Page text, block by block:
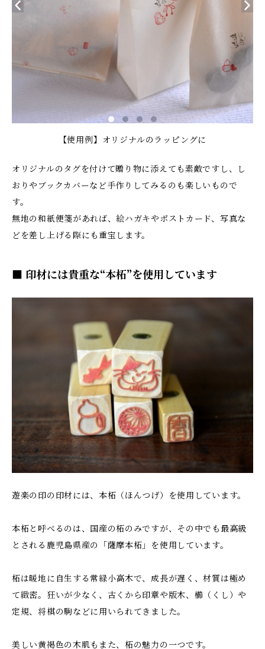
【使用例】オリジナルのラッピングに
オリジナルのタグを付けて贈り物に添えても素敵ですし、し
おりやブックカバーなど手作りしてみるのも楽しいもので
す。
無地の和紙便箋があれば、絵ハガキやポストカード、写真な
どを差し上げる際にも重宝します。
■ 印材には貴重な“本柘”を使用しています
遊楽の印の印材には、本柘（ほんつげ）を使用しています。
本柘と呼べるのは、国産の柘のみですが、その中でも最高級
とされる鹿児島県産の「薩摩本柘」を使用しています。
柘は暖地に自生する常緑小高木で、成長が遅く、材質は極め
て緻密。狂いが少なく、古くから印章や版木、櫛（くし）や
定規、将棋の駒などに用いられてきました。
美しい黄褐色の木肌もまた、柘の魅力の一つです。